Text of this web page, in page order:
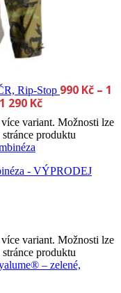
Rip-Stop 990 Kč – 1
290 Kč
variant. Možnosti lze
produktu
- VÝPRODEJ
variant. Možnosti lze
produktu